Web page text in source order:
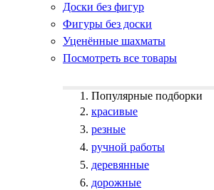
Доски без фигур
Фигуры без доски
Уценённые шахматы
Посмотреть все товары
Популярные подборки
красивые
резные
ручной работы
деревянные
дорожные